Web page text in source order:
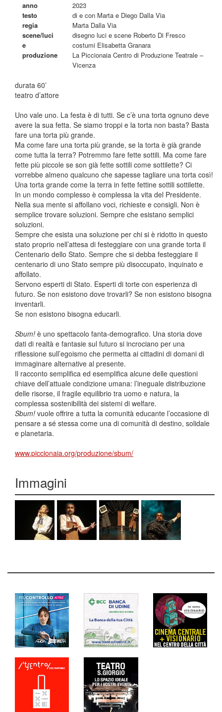
anno
2023
testo
di e con Marta e Diego Dalla Via
regia
Marta Dalla Via
scene/luci
disegno luci e scene Roberto Di Fresco
e
costumi Elisabetta Granara
produzione
La Piccionaia Centro di Produzione Teatrale –
Vicenza
durata 60’
teatro d’attore
Uno vale uno. La festa è di tutti. Se c’è una torta ognuno deve
avere la sua fetta. Se siamo troppi e la torta non basta? Basta
fare una torta più grande.
Ma come fare una torta più grande, se la torta è già grande
come tutta la terra? Potremmo fare fette sottili. Ma come fare
fette più piccole se son già fette sottili come sottilette? Ci
vorrebbe almeno qualcuno che sapesse tagliare una torta così!
Una torta grande come la terra in fette fettine sottili sottilette.
In un mondo complesso è complessa la vita del Presidente.
Nella sua mente si affollano voci, richieste e consigli. Non è
semplice trovare soluzioni. Sempre che esistano semplici
soluzioni.
Sempre che esista una soluzione per chi si è ridotto in questo
stato proprio nell’attesa di festeggiare con una grande torta il
Centenario dello Stato. Sempre che si debba festeggiare il
centenario di uno Stato sempre più disoccupato, inquinato e
affollato.
Servono esperti di Stato. Esperti di torte con esperienza di
futuro. Se non esistono dove trovarli? Se non esistono bisogna
inventarli.
Se non esistono bisogna educarli.
Sbum! è uno spettacolo fanta-demografico. Una storia dove
dati di realtà e fantasie sul futuro si incrociano per una
riflessione sull’egoismo che permetta ai cittadini di domani di
immaginare alternative al presente.
Il racconto semplifica ed esemplifica alcune delle questioni
chiave dell’attuale condizione umana: l’ineguale distribuzione
delle risorse, il fragile equilibrio tra uomo e natura, la
complessa sostenibilità dei sistemi di welfare.
Sbum! vuole offrire a tutta la comunità educante l’occasione di
pensare a sé stessa come una di comunità di destino, solidale
e planetaria.
www.piccionaia.org/produzione/sbum/
Immagini